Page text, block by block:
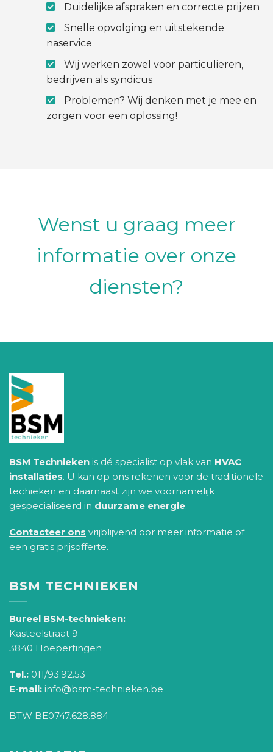
Duidelijke afspraken en correcte prijzen
Snelle opvolging en uitstekende
naservice
Wij werken zowel voor particulieren,
bedrijven als syndicus
Problemen? Wij denken met je mee en
zorgen voor een oplossing!
Wenst u graag meer
informatie over onze
diensten?
BSM Technieken is dé specialist op vlak van HVAC
installaties. U kan op ons rekenen voor de traditionele
techieken en daarnaast zijn we voornamelijk
gespecialiseerd in duurzame energie.
Contacteer ons vrijblijvend oor meer informatie of
een gratis prijsofferte.
BSM TECHNIEKEN
Bureel BSM-technieken:
Kasteelstraat 9
3840 Hoepertingen
Tel.: 011/93.92.53
E-mail: info@bsm-technieken.be
BTW BE0747.628.884